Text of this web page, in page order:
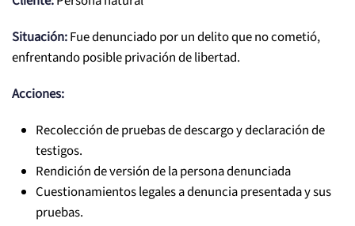
Situación:Fue denunciado por un delito que no cometió,
enfrentando posible privación de libertad.
Acciones:
Recolección de pruebas de descargo y declaración de
testigos.
Rendición de versión de la persona denunciada
Cuestionamientos legales a denuncia presentada y sus
pruebas.